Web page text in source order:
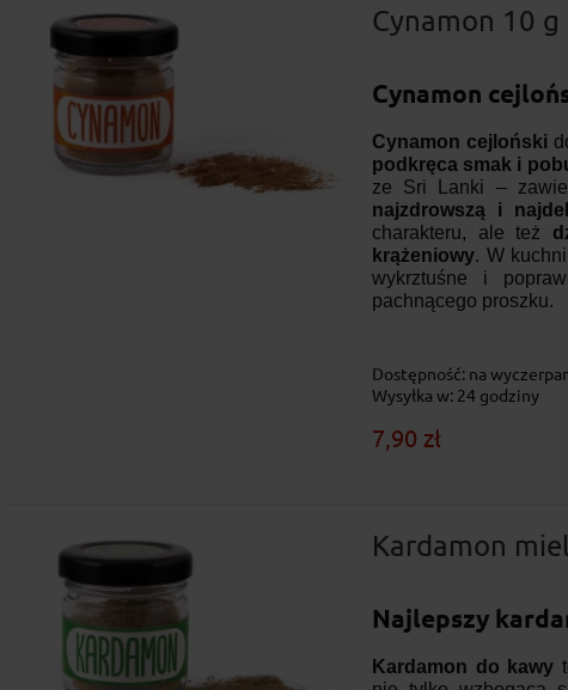
Cynamon 10 g
Cynamon
Cynamon cejloński
podkręca smak i
ze Sri Lanki –
najzdrowszą i
charakteru, ale też
krążeniowy. W
wykrztuśne i
pachnącego proszku.
Dostępność: na
Wysyłka w: 24 godziny
7,90 zł
Kardamon
Najlepszy
Kardamon do kawy